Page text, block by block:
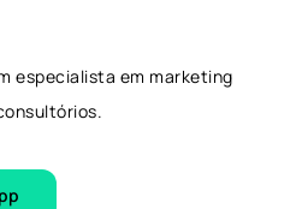
especialista em marketing